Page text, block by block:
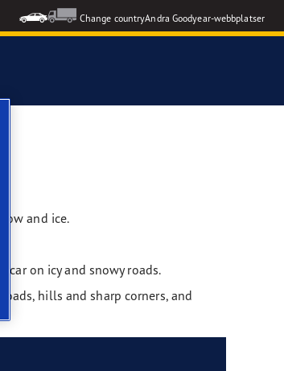
Change countryAndra Goodyear-webbplatser
and ice.
on icy and snowy roads.
hills and sharp corners, and